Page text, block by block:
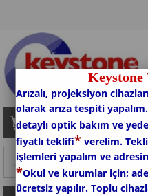
Sepetim
Arızalı, projeksiyon
olarak arıza tespiti
detaylı optik bakım ve
fiyatlı teklifi* verelim.
işlemleri yapalım ve
*Okul ve kurumlar için;
ücretsiz yapılır. Toplu